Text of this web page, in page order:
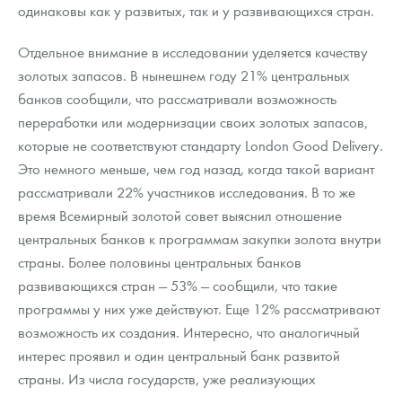
одинаковы как у развитых, так и у развивающихся стран.
Отдельное внимание в исследовании уделяется качеству
золотых запасов. В нынешнем году 21% центральных
банков сообщили, что рассматривали возможность
переработки или модернизации своих золотых запасов,
которые не соответствуют стандарту London Good Delivery.
Это немного меньше, чем год назад, когда такой вариант
рассматривали 22% участников исследования. В то же
время Всемирный золотой совет выяснил отношение
центральных банков к программам закупки золота внутри
страны. Более половины центральных банков
развивающихся стран — 53% — сообщили, что такие
программы у них уже действуют. Еще 12% рассматривают
возможность их создания. Интересно, что аналогичный
интерес проявил и один центральный банк развитой
страны. Из числа государств, уже реализующих